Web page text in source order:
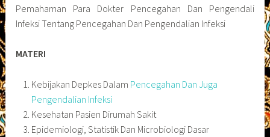
Pemahaman Para Dokter Pencegahan Dan Pengendali
Infeksi Tentang Pencegahan Dan Pengendalian Infeksi
MATERI
Kebijakan Depkes Dalam Pencegahan Dan Juga
Pengendalian Infeksi
Kesehatan Pasien Dirumah Sakit
Epidemiologi, Statistik Dan Microbiologi Dasar